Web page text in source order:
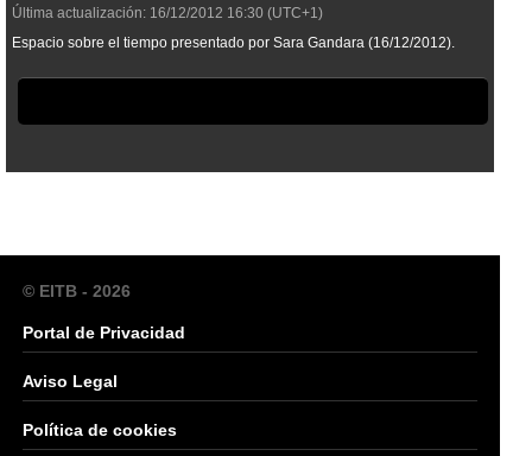
Última actualización: 16/12/2012 16:30 (UTC+1)
Espacio sobre el tiempo presentado por Sara Gandara (16/12/2012).
© EITB - 2026
Portal de Privacidad
Aviso Legal
Política de cookies